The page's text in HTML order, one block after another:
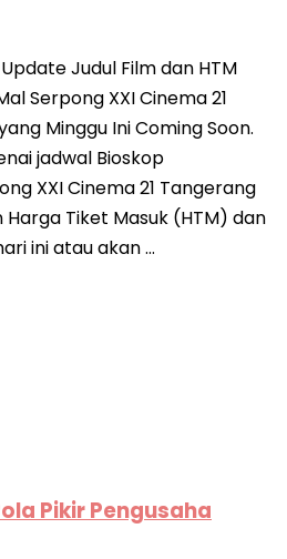
Update Judul Film dan HTM
Serpong XXI Cinema 21
Minggu Ini Coming Soon.
jadwal Bioskop
XXI Cinema 21 Tangerang
Tiket Masuk (HTM) dan
ini atau akan …
Pikir Pengusaha